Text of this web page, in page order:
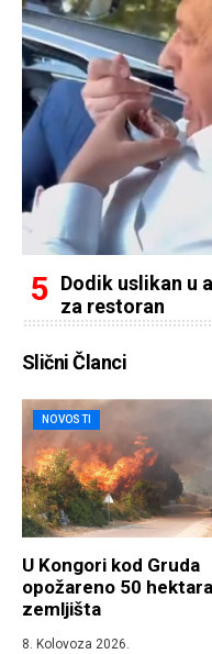
Dodik uslikan u
za restoran
Slični Članci
NOVOSTI
U Kongori kod Gruda
opožareno 50 hektara
zemljišta
8. Kolovoza 2026.